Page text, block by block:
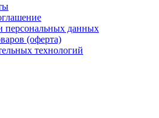
персональных данных
(оферта)
технологий